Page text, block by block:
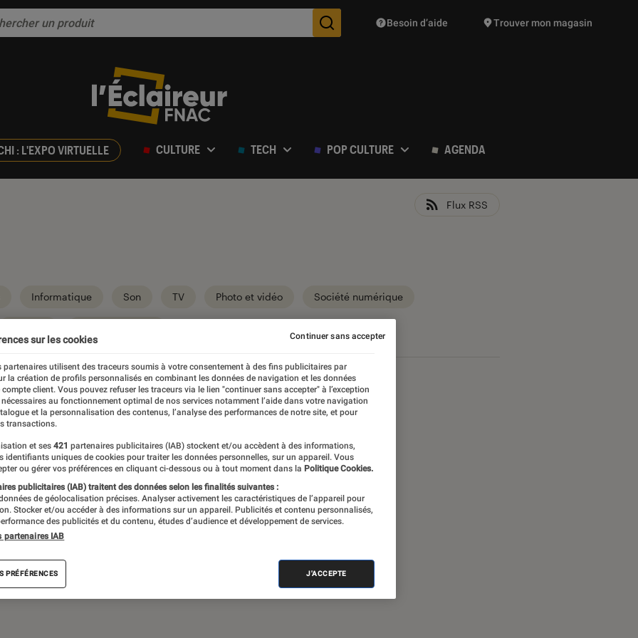
Des suggestions de produits vont vous être proposées
Besoin d’aide Trouver mon magasin
: L'EXPO VIRTUELLE CULTURE TECH POP CULTURE AGENDA
Flux RSS
Informatique Son TV Photo et vidéo Société numérique
audio, objets connectés… l’Éclaireur
l’actualité Tech décryptée, de nombreux
des tests de produits, réalisés par le
sur les cookies
partenaires utilisent des traceurs soumis à votre consentement à des fins publicitaires par
la création de profils personnalisés en combinant les données de navigation et les données
compte client. Vous pouvez refuser les traceurs via le lien "continuer sans accepter" à l’exception
au fonctionnement optimal de nos services notamment l’aide dans votre navigation
et la personnalisation des contenus, l’analyse des performances de notre site, et pour
transactions.
et ses 421 partenaires publicitaires (IAB) stockent et/ou accèdent à des informations,
identifiants uniques de cookies pour traiter les données personnelles, sur un appareil. Vous
ou gérer vos préférences en cliquant ci-dessous ou à tout moment dans la Politique Cookies.
publicitaires (IAB) traitent des données selon les finalités suivantes :
de géolocalisation précises. Analyser activement les caractéristiques de l’appareil pour
Stocker et/ou accéder à des informations sur un appareil. Publicités et contenu personnalisés,
des publicités et du contenu, études d’audience et développement de services.
partenaires IAB
PRÉFÉRENCES J'ACCEPTE
Continuer sans accepter